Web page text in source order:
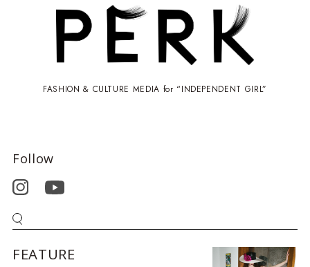
FASHION & CULTURE MEDIA for “INDEPENDENT GIRL”
Follow
FEATURE